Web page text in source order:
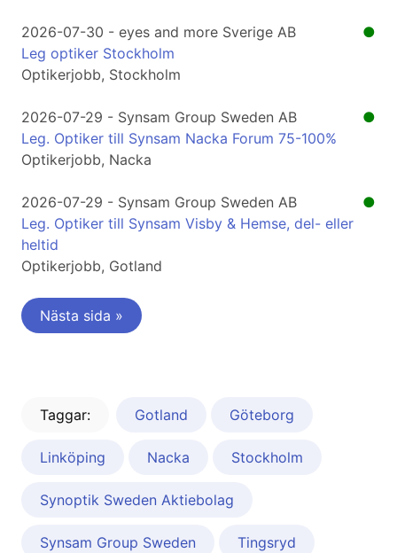
●
2026-07-30 - eyes and more Sverige AB
Leg optiker Stockholm
Optikerjobb, Stockholm
●
2026-07-29 - Synsam Group Sweden AB
Leg. Optiker till Synsam Nacka Forum 75-100%
Optikerjobb, Nacka
●
2026-07-29 - Synsam Group Sweden AB
Leg. Optiker till Synsam Visby & Hemse, del- eller
heltid
Optikerjobb, Gotland
Nästa sida »
Taggar: Gotland Göteborg
Linköping Nacka Stockholm
Synoptik Sweden Aktiebolag
Synsam Group Sweden Tingsryd